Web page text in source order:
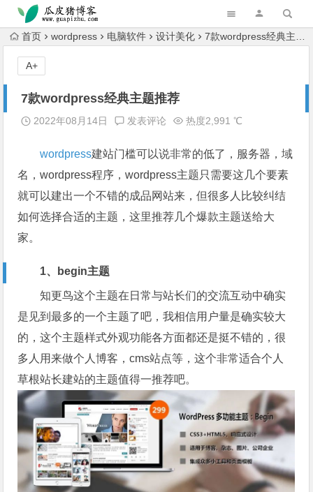
跳转到主内容
首页 wordpress 电脑软件 设计美化 7款wordpress经典主题推荐
7款wordpress经典主题推荐
2022年08月14日 发表评论 热度2,991 ℃
wordpress建站门槛可以说非常的低了，服务器，域
名，wordpress程序，wordpress主题只需要这几个要素
就可以建出一个不错的成品网站来，但很多人比较纠结
如何选择合适的主题，这里推荐几个爆款主题送给大
家。
1、begin主题
知更鸟这个主题在日常与站长们的交流互动中确实
是见到最多的一个主题了吧，我相信用户量是确实较大
的，这个主题样式外观功能各方面都还是挺不错的，很
多人用来做个人博客，cms站点等，这个非常适合个人
草根站长建站的主题值得一推荐吧。
A+